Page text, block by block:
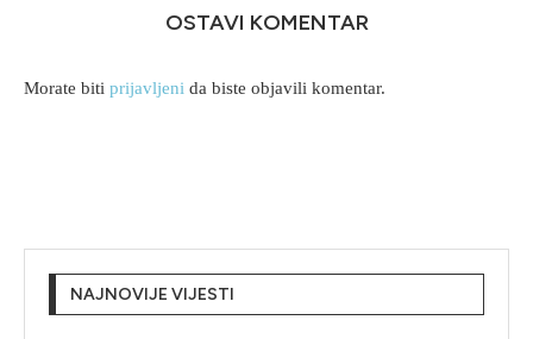
OSTAVI KOMENTAR
Morate biti prijavljeni da biste objavili komentar.
NAJNOVIJE VIJESTI